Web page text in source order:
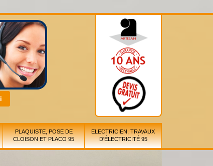
PLAQUISTE, POSE DE
CLOISON ET PLACO 95
ELECTRICIEN, TRAVAUX
D'ÉLECTRICITÉ 95